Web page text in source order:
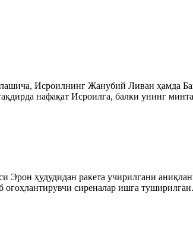
Исроилнинг Жанубий Ливан ҳамда
нафақат Исроилга, балки унинг
Эрон ҳудудидан ракета учирилгани
огоҳлантирувчи сиреналар ишга туширилган.